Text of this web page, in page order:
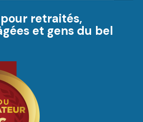
retraités,
et gens du bel